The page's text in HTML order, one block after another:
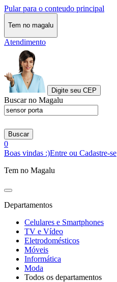
Pular para o conteudo principal
Tem no magalu
Atendimento
Digite seu CEP
Buscar no Magalu
Buscar
0
Boas vindas :)Entre ou Cadastre-se
Tem no Magalu
Departamentos
Celulares e Smartphones
TV e Vídeo
Eletrodomésticos
Móveis
Informática
Moda
Todos os departamentos